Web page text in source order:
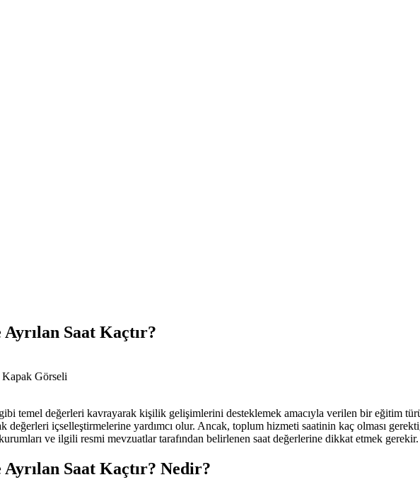
Saat Kaçtır?
temel değerleri kavrayarak kişilik gelişimlerini desteklemek amacıyla verilen bir eğitim
içselleştirmelerine yardımcı olur. Ancak, toplum hizmeti saatinin kaç olması
ve ilgili resmi mevzuatlar tarafından belirlenen saat değerlerine dikkat etmek gerekir.
Saat Kaçtır? Nedir?